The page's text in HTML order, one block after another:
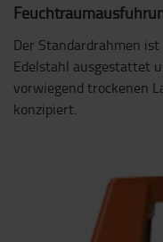
Der Standardrahmen
Edelstahl ausgestattet
vorwiegend trockenen
konzipiert.